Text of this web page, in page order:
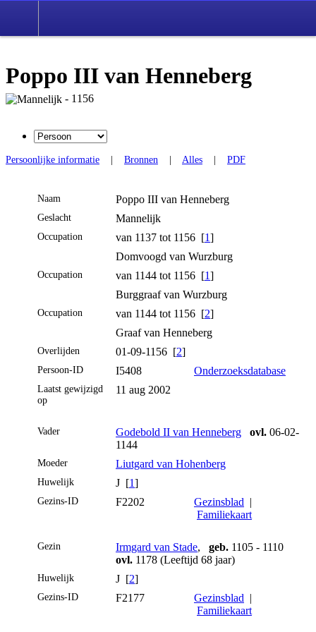
Poppo III van Henneberg
- 1156
Persoonlijke informatie Bronnen Alles PDF
Naam Poppo III van Henneberg
Geslacht Mannelijk
Occupation van 1137 tot 1156 [1]
Domvoogd van Wurzburg
Occupation van 1144 tot 1156 [1]
Burggraaf van Wurzburg
Occupation van 1144 tot 1156 [2]
Graaf van Henneberg
Overlijden 01-09-1156 [2]
Persoon-ID I5408 Onderzoeksdatabase
Laatst gewijzigd
op
11 aug 2002
Vader Godebold II van Henneberg ovl. 06-02-
1144
Moeder Liutgard van Hohenberg
Huwelijk J [1]
Gezins-ID F2202 Gezinsblad |
Familiekaart
Gezin Irmgard van Stade, geb. 1105 - 1110
ovl. 1178 (Leeftijd 68 jaar)
Huwelijk J [2]
Gezins-ID F2177 Gezinsblad |
Familiekaart